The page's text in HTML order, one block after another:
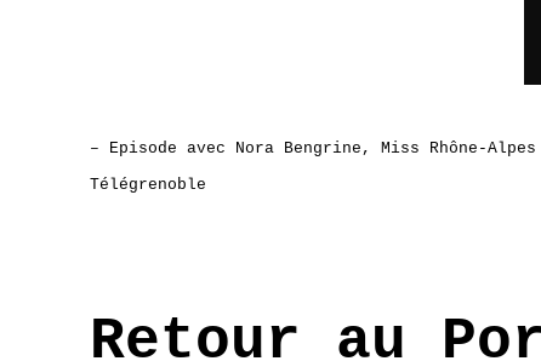
– Episode avec Nora Bengrine, Miss Rhône-
Télégrenoble
Retour au